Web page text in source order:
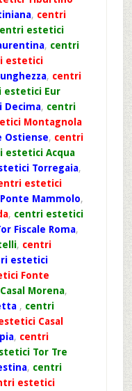
, centri
estetici
, centri
estetici
, centri
estetici Eur
Decima, centri
Montagnola
Ostiense, centri
estetici Acqua
Torregaia,
estetici
Mammolo,
, centri estetici
Fiscale Roma,
, centri
estetici
Fonte
Morena,
, centri
Casal
, centri
Tor Tre
, centri
estetici